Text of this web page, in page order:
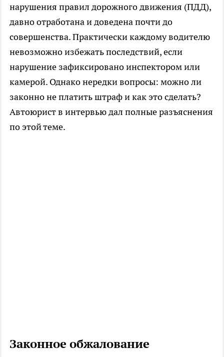
нарушения правил дорожного движения (ПДД),
давно отработана и доведена почти до
совершенства. Практически каждому водителю
невозможно избежать последствий, если
нарушение зафиксировано инспектором или
камерой. Однако нередки вопросы: можно ли
законно не платить штраф и как это сделать?
Автоюрист в интервью дал полные разъяснения
по этой теме.
Законное обжалование